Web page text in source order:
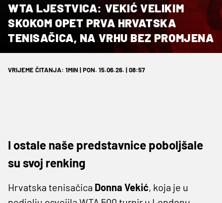
WTA LJESTVICA: VEKIĆ VELIKIM
SKOKOM OPET PRVA HRVATSKA
TENISAČICA, NA VRHU BEZ PROMJENA
VRIJEME ČITANJA: 1MIN | PON. 15.06.26. | 08:57
I ostale naše predstavnice poboljšale
su svoj renking
Hrvatska tenisačica Donna Vekić, koja je u